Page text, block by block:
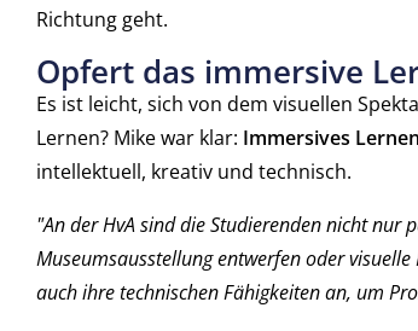
Richtung geht.
Opfert das immersive
Es ist leicht, sich von dem visuellen
Lernen? Mike war klar: Immersives
intellektuell, kreativ und technisch.
"An der HvA sind die Studierenden nicht nur
Museumsausstellung entwerfen oder
auch ihre technischen Fähigkeiten an, um